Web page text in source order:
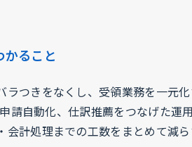
かること
ラつきをなくし、受領業務を一元
請自動化、仕訳推薦をつなげた運
会計処理までの工数をまとめて減